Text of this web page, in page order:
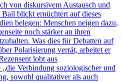
von diskursivem Austausch und
blickt ernüchtert auf dieses
belegen: Menschen neigen dazu,
noch stärker an ihren
Was dies für Debatten auf
Polarisierung verrät, arbeitet er
lobt aus
Verbindung soziologischer und
sowohl qualitativer als auch